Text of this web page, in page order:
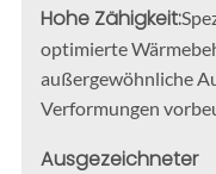
Hohe Zähigkeit:
optimierte
außergewöhnliche
Verformungen
Ausgezeichneter